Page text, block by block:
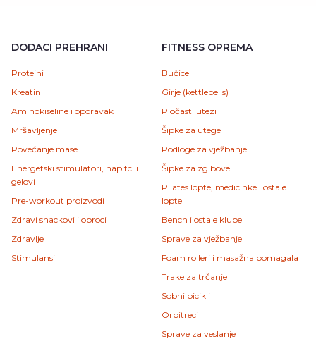
DODACI PREHRANI
Proteini
Kreatin
Aminokiseline i oporavak
Mršavljenje
Povećanje mase
Energetski stimulatori, napitci i
gelovi
Pre-workout proizvodi
Zdravi snackovi i obroci
Zdravlje
Stimulansi
FITNESS OPREMA
Bučice
Girje (kettlebells)
Pločasti utezi
Šipke za utege
Podloge za vježbanje
Šipke za zgibove
Pilates lopte, medicinke i ostale
lopte
Bench i ostale klupe
Sprave za vježbanje
Foam rolleri i masažna pomagala
Trake za trčanje
Sobni bicikli
Orbitreci
Sprave za veslanje